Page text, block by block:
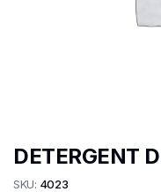
DETERGENT
SKU: 4023